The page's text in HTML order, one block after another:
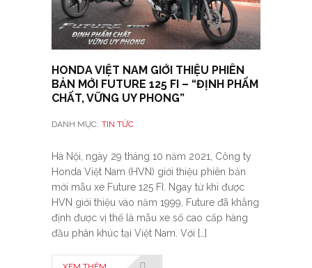
HONDA VIỆT NAM GIỚI THIỆU PHIÊN
BẢN MỚI FUTURE 125 FI – “ĐỊNH PHẨM
CHẤT, VỮNG UY PHONG”
DANH MỤC: TIN TỨC
Hà Nội, ngày 29 tháng 10 năm 2021, Công ty
Honda Việt Nam (HVN) giới thiệu phiên bản
mới mẫu xe Future 125 FI. Ngay từ khi được
HVN giới thiệu vào năm 1999, Future đã khẳng
định được vị thế là mẫu xe số cao cấp hàng
đầu phân khúc tại Việt Nam. Với […]